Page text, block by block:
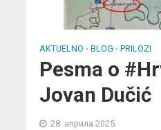
AKTUELNO • BLOG • PRILOZI
Pesma o
Jovan Dučić
28. априла 2025.